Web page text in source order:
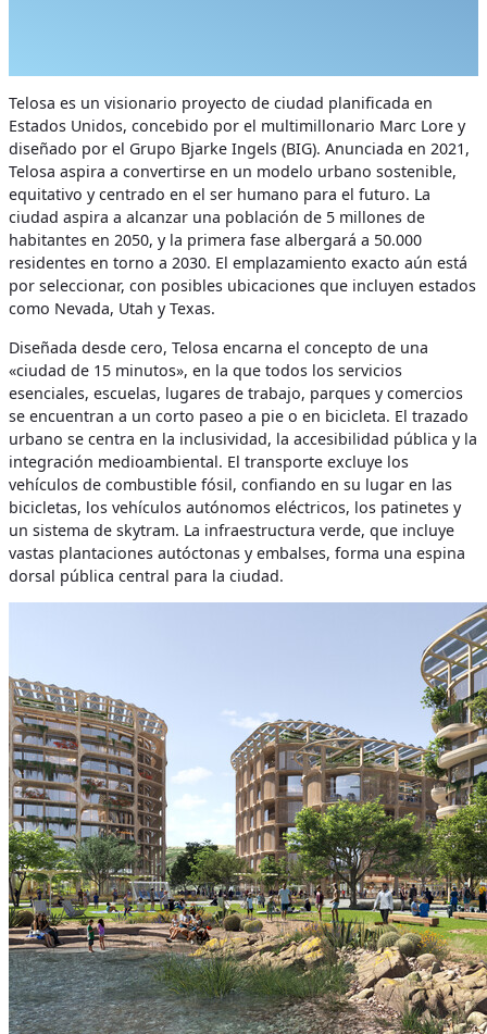
Telosa es un visionario proyecto de ciudad planificada en
Estados Unidos, concebido por el multimillonario Marc Lore y
diseñado por el Grupo Bjarke Ingels (BIG). Anunciada en 2021,
Telosa aspira a convertirse en un modelo urbano sostenible,
equitativo y centrado en el ser humano para el futuro. La
ciudad aspira a alcanzar una población de 5 millones de
habitantes en 2050, y la primera fase albergará a 50.000
residentes en torno a 2030. El emplazamiento exacto aún está
por seleccionar, con posibles ubicaciones que incluyen estados
como Nevada, Utah y Texas.
Diseñada desde cero, Telosa encarna el concepto de una
«ciudad de 15 minutos», en la que todos los servicios
esenciales, escuelas, lugares de trabajo, parques y comercios
se encuentran a un corto paseo a pie o en bicicleta. El trazado
urbano se centra en la inclusividad, la accesibilidad pública y la
integración medioambiental. El transporte excluye los
vehículos de combustible fósil, confiando en su lugar en las
bicicletas, los vehículos autónomos eléctricos, los patinetes y
un sistema de skytram. La infraestructura verde, que incluye
vastas plantaciones autóctonas y embalses, forma una espina
dorsal pública central para la ciudad.